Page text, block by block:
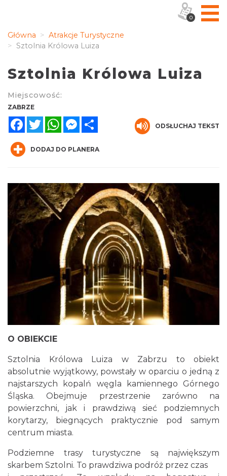
Główna
Atrakcje Turystyczne
Sztolnia Królowa Luiza
Sztolnia Królowa Luiza
Miejscowość:
ZABRZE
FacebookTwitterWhatsAppMessenger
ODSŁUCHAJ TEKST
DODAJ DO PLANERA
O OBIEKCIE
Sztolnia Królowa Luiza w Zabrzu to obiekt
absolutnie wyjątkowy, powstały w oparciu o jedną z
najstarszych kopalń węgla kamiennego Górnego
Śląska. Obejmuje przestrzenie zarówno na
powierzchni, jak i prawdziwą sieć podziemnych
korytarzy, biegnących praktycznie pod samym
centrum miasta.
Podziemne trasy turystyczne są największym
skarbem Sztolni. To prawdziwa podróż przez czas
0